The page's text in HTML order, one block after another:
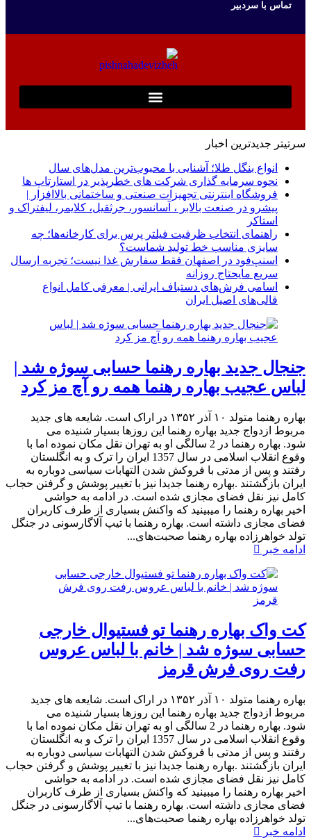
تماس با سردبیر
سرتیتر جدیدترین اخبار
انواع بنگل طلا؛ آشنایی با محبوب‌ترین مدل‌های سال
نحوه سرمایه‌ گذاری شرکت‌ های خطرپذیر در استارتاپ ها
فروشگاه اینترنتی تجهیزات صنعتی و ساختمانی بالاافزار |
پیشرو در صنعت بالابر ، آسانسور، جرثقیل، کلایمر، لیفتراک و
استاکر
راهنمای انتخاب ظرفیت فیلتر پرس برای کارخانه‌ها؛ چه
سایزی مناسب خط تولید شماست؟
اسنپ‌فود در اصفهان فقط سفارش غذا نیست؛ تجربه ارسال
سریع مایحتاج روزانه
اسامی فرش‌های دستباف ایرانی | معرفی کامل انواع
قالی‌های اصیل ایران
جنجال جدید بهاره رهنما حسابی سوژه شد |
لباس عجیب بهاره رهنما همه رو آچ مز کرد
بهاره رهنما متولد ۱۰ آذر ۱۳۵۲ در اراک است. شایعه های جدید
مربوط ازدواج جدید بهاره رهنما این روزها بسیار شنیده می
شود. بهاره رهنما در 2 سالگی او به تهران نقل مکان نموده اما با
وقوع انقلاب اسلامی در سال 1357 ایران را ترک و به انگلستان
رفتند و پس از مدتی با فروکش شدن التهابات سیاسی دوباره به
ایران بازگشتند .بهاره رهنما جدیدا نیز با تغییر پوشش و گرفتن حجاب
کامل نیز نقل فضای مجازی شده است. در ادامه به حواشی
اخیر بهاره رهنما را میبینید که واکنش بسیاری از طرف کاربران
فضای مجازی داشته است.​ بهاره رهنما با تیپ آلاگارسونی در جنگل
تولد خواهرزاده بهاره رهنما صحبت‌های...
ادامه خبر
کت واک بهاره رهنما تو فستیوال خارجی
حسابی سوژه شد | خانم با لباس عروس
رفت روی فرش قرمز
بهاره رهنما متولد ۱۰ آذر ۱۳۵۲ در اراک است. شایعه های جدید
مربوط ازدواج جدید بهاره رهنما این روزها بسیار شنیده می
شود. بهاره رهنما در 2 سالگی او به تهران نقل مکان نموده اما با
وقوع انقلاب اسلامی در سال 1357 ایران را ترک و به انگلستان
رفتند و پس از مدتی با فروکش شدن التهابات سیاسی دوباره به
ایران بازگشتند .بهاره رهنما جدیدا نیز با تغییر پوشش و گرفتن حجاب
کامل نیز نقل فضای مجازی شده است. در ادامه به حواشی
اخیر بهاره رهنما را میبینید که واکنش بسیاری از طرف کاربران
فضای مجازی داشته است.​ بهاره رهنما با تیپ آلاگارسونی در جنگل
تولد خواهرزاده بهاره رهنما صحبت‌های...
ادامه خبر